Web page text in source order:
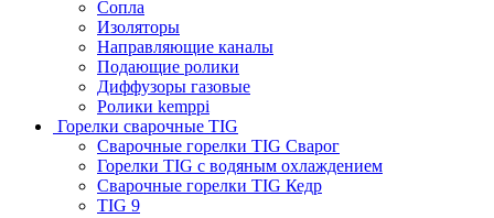
Сопла
Изоляторы
Направляющие каналы
Подающие ролики
Диффузоры газовые
Ролики kemppi
Горелки сварочные TIG
Сварочные горелки TIG Сварог
Горелки TIG с водяным охлаждением
Сварочные горелки TIG Кедр
TIG 9